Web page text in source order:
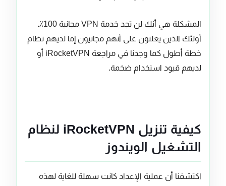
المشكلة هي أنك لن تجد خدمة VPN مجانية 100٪.
أولئك الذين يعلنون على أنهم مجانيون إما لديهم نظام
خطة أطول كما وجدنا في مراجعة iRocketVPN أو
لديهم قيود استخدام ضخمة.
كيفية تنزيل iRocketVPN لنظام
التشغيل الويندوز
اكتشفنا أن عملية الإعداد كانت سهلة للغاية لهذه